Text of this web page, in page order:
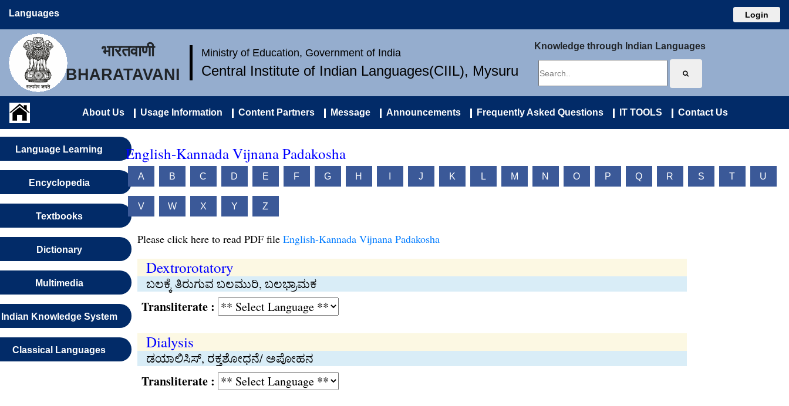
Languages Login
भारतवाणी
BHARATAVANI
Ministry of Education, Government of India
Central Institute of Indian Languages(CIIL), Mysuru
Knowledge through Indian Languages
About Us Usage Information Content Partners Message Announcements Frequently Asked Questions IT TOOLS Contact Us
Language Learning
Encyclopedia
Textbooks
Dictionary
Multimedia
Indian Knowledge System
Classical Languages
English-Kannada Vijnana Padakosha
A B C D E F G H J K L M N O P Q R S T U
V W X Y Z
Please click here to read PDF file English-Kannada Vijnana Padakosha
Dextrorotatory
ಬಲಕ್ಕೆ ತಿರುಗುವ ಬಲಮುರಿ, ಬಲಭ್ರಾಮಕ
Transliterate :
Dialysis
ಡಯಾಲಿಸಿಸ್, ರಕ್ತಶೋಧನೆ/ ಅಪೋಹನ
Transliterate :